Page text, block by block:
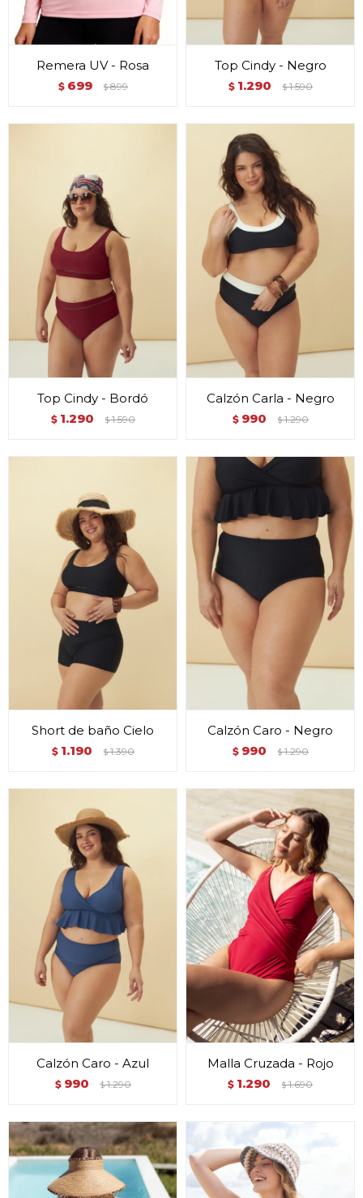
Remera UV - Rosa
$ 699 $ 899
Top Cindy - Negro
$ 1.290 $ 1.590
Top Cindy - Bordó
$ 1.290 $ 1.590
Calzón Carla - Negro
$ 990 $ 1.290
Short de baño Cielo
$ 1.190 $ 1.390
Calzón Caro - Negro
$ 990 $ 1.290
Calzón Caro - Azul
$ 990 $ 1.290
Malla Cruzada - Rojo
$ 1.290 $ 1.690